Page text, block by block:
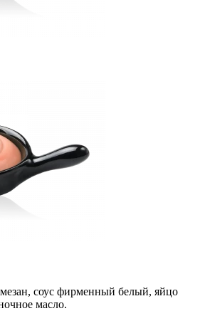
соус фирменный белый, яйцо
масло.